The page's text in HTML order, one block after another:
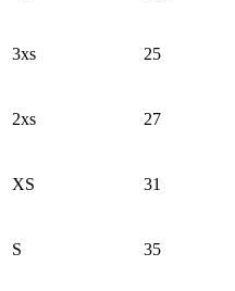
3xs 25
2xs 27
XS 31
S 35